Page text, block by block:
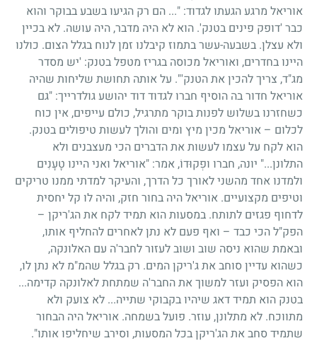
אוריאל מרגע הגעתו לגדוד: "... הם רק הגיעו בשבע בבוקר והוא
כבר 'דופק פינים בטנק'. הוא לא היה מדבר, היה עושה. לא בכיין
ולא עצלן. בשבעה-עשר בתמוז קיבלנו זמן לנוח בגלל הצום. כולנו
היינו בחדרים, ואוריאל מכוסה בגריז מטפל בטנק: 'יש מסדר
מג"ד, צריך להכין את הטנק'". על אותה תחושת שליחות שהיה
אוריאל חדור בה הוסיף חברו לגדוד דוד יהושע גולדרייך: "גם
כשחזרנו בשלוש לפנות בוקר מתרגיל, כולם עייפים, אין כוח
לכלום – אוריאל מכין מיץ ומים והולך לעשות טיפולים בטנק.
הוא לקח על עצמו לעשות את הדברים הכי מעצבנים ולא
התלונן..." יונה, חברו ופְקוּדוֹ, אמר: "אוריאל ואני היינו טָעָנִים
ולמדנו אחד מהשני לאורך כל הדרך, והעיקר למדתי ממנו טריקים
וטיפים מקצועיים. אוריאל היה בחור חזק, והיה לו קל יחסית
לדחוף פגזים לתותח. במסעות הוא תמיד לקח את הג'ריקן –
הפק"ל הכי כבד – ואף פעם לא נתן לאחרים להחליף אותו,
ובאמת שהוא ניסה שוב ושוב לעזור לחבר'ה עם האלונקה,
כשהוא עדיין סוחב את ג'ריקן המים. רק בגלל שהמ"מ לא נתן לו,
הוא הפסיק ועזר למשוך את החבר'ה שמתחת לאלונקה קדימה...
בטנק הוא תמיד דאג שיהיו בקבוקי שתייה... לא צועק ולא
מתווכח. לא מתלונן, עוזר. פועל בשמחה. אוריאל היה הבחור
שתמיד סחב את הג'ריקן בכל המסעות, וסירב שיחליפו אותו".